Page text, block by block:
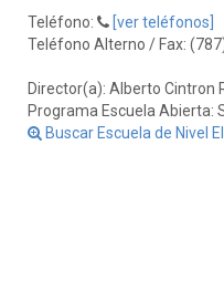
Teléfono:
[ver teléfonos]
Teléfono Alterno / Fax:
Director(a): Alberto Cintron
Programa Escuela Abierta:
Buscar Escuela de Nivel